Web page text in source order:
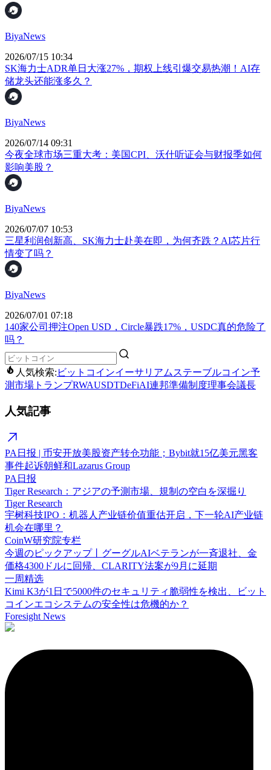
BiyaNews
2026/07/15 10:34
SK海力士ADR单日大涨27%，期权上线引爆交易热潮！AI存
储龙头还能涨多久？
BiyaNews
2026/07/14 09:31
今夜全球市场三重大考：美国CPI、沃什听证会与财报季如何
影响美股？
BiyaNews
2026/07/07 10:53
三星利润创新高、SK海力士赴美在即，为何齐跌？AI芯片行
情变了吗？
BiyaNews
2026/07/01 07:18
140家公司押注Open USD，Circle暴跌17%，USDC真的危险了
吗？
人気検索: ビットコインイーサリアム ステーブルコイン予
測市場 トランプRWAUSDTDeFiAI連邦準備制度理事会議長
人気記事
PA日报 | 币安开放美股资产转仓功能；Bybit就15亿美元黑客
事件起诉朝鲜和Lazarus Group
PA日报
Tiger Research：アジアの予測市場、規制の空白を深掘り
Tiger Research
宇树科技IPO：机器人产业链价值重估开启，下一轮AI产业链
机会在哪里？
CoinW研究院专栏
今週のピックアップ丨グーグルAIベテランが一斉退社、金
価格4300ドルに回帰、CLARITY法案が9月に延期
一周精选
Kimi K3が1日で5000件のセキュリティ脆弱性を検出、ビット
コインエコシステムの安全性は危機的か？
Foresight News